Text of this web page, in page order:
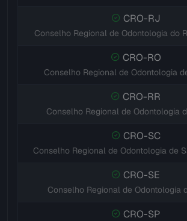
CRO-RJ
Conselho Regional de Odontologia do
CRO-RO
Conselho Regional de Odontologia
CRO-RR
Conselho Regional de Odontologia
CRO-SC
Conselho Regional de Odontologia de
CRO-SE
Conselho Regional de Odontologia
CRO-SP